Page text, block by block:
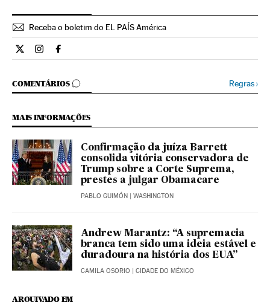
Receba o boletim do EL PAÍS América
Internacional El País Brasil en Twitter
Internacional El País Brasil en Instagram
Internacional El País Brasil en Facebook
COMENTÁRIOS
COMENTÁRIOS Regras›
MAIS INFORMAÇÕES
Confirmação da juíza Barrett
consolida vitória conservadora de
Trump sobre a Corte Suprema,
prestes a julgar Obamacare
PABLO GUIMÓN | WASHINGTON
Andrew Marantz: “A supremacia
branca tem sido uma ideia estável e
duradoura na história dos EUA”
CAMILA OSORIO | CIDADE DO MÉXICO
ARQUIVADO EM